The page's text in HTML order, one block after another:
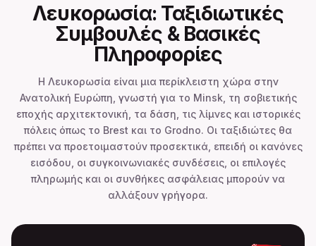
Λευκορωσία: Ταξιδιωτικές
Συμβουλές & Βασικές
Πληροφορίες
Η Λευκορωσία είναι μια περίκλειστη χώρα στην
Ανατολική Ευρώπη, γνωστή για το Minsk, τη σοβιετικής
εποχής αρχιτεκτονική, τα δάση, τις λίμνες και ιστορικές
πόλεις όπως το Brest και το Grodno. Οι ταξιδιώτες θα
πρέπει να προετοιμαστούν προσεκτικά, επειδή οι κανόνες
εισόδου, οι συγκοινωνιακές συνδέσεις, οι επιλογές
πληρωμής και οι συνθήκες ασφάλειας μπορούν να
αλλάξουν γρήγορα.